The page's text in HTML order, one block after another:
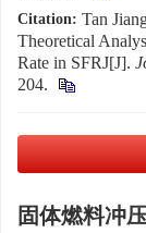
Citation: Tan
Theoretical
Rate in SFRJ[J].
204.
固体燃料冲